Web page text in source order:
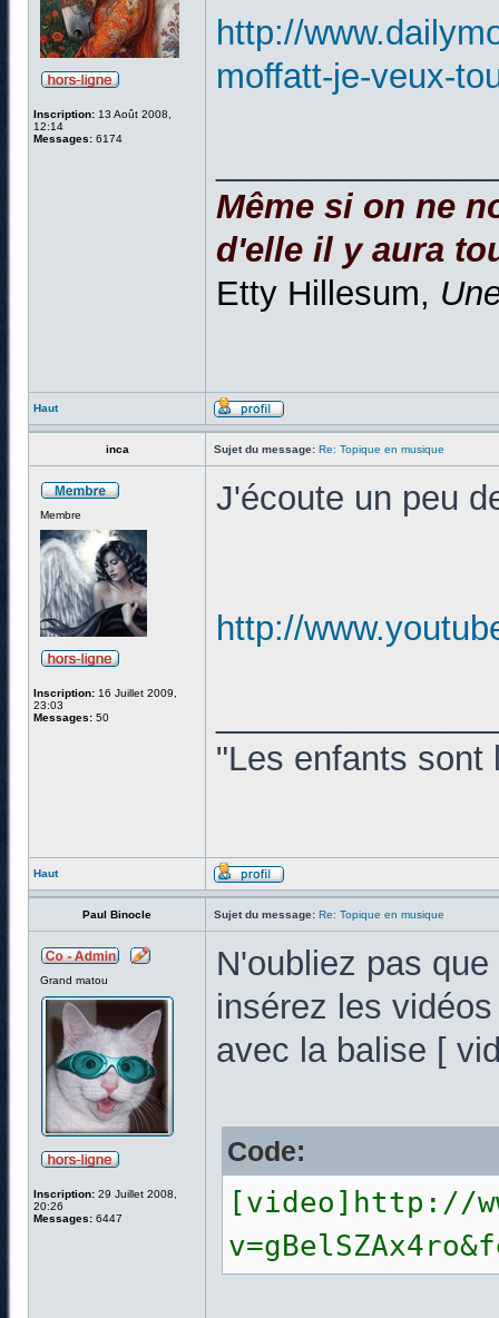
Inscription: 13 Août 2008,
12:14
Messages: 6174
http://
moffatt-je-veux-
Même si on ne
d'elle il y aura
Etty Hillesum,
Haut
inca Sujet du message: Re: Topique en musique
Membre
Inscription: 16 Juillet 2009,
23:03
Messages: 50
J'écoute un peu
http://
"Les enfants sont
Haut
Paul Binocle Sujet du message: Re: Topique en musique
Grand matou
Inscription: 29 Juillet 2008,
20:26
Messages: 6447
N'oubliez pas
insérez les
avec la balise [
Code:
[video]http://